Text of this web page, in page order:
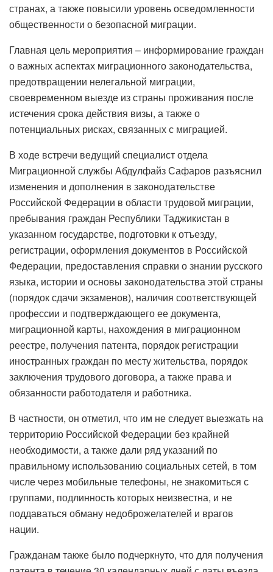
странах, а также повысили уровень осведомленности
общественности о безопасной миграции.
Главная цель мероприятия – информирование граждан
о важных аспектах миграционного законодательства,
предотвращении нелегальной миграции,
своевременном выезде из страны проживания после
истечения срока действия визы, а также о
потенциальных рисках, связанных с миграцией.
В ходе встречи ведущий специалист отдела
Миграционной службы Абдулфайз Сафаров разъяснил
изменения и дополнения в законодательстве
Российской Федерации в области трудовой миграции,
пребывания граждан Республики Таджикистан в
указанном государстве, подготовки к отъезду,
регистрации, оформления документов в Российской
Федерации, предоставления справки о знании русского
языка, истории и основы законодательства этой страны
(порядок сдачи экзаменов), наличия соответствующей
профессии и подтверждающего ее документа,
миграционной карты, нахождения в миграционном
реестре, получения патента, порядок регистрации
иностранных граждан по месту жительства, порядок
заключения трудового договора, а также права и
обязанности работодателя и работника.
В частности, он отметил, что им не следует выезжать на
территорию Российской Федерации без крайней
необходимости, а также дали ряд указаний по
правильному использованию социальных сетей, в том
числе через мобильные телефоны, не знакомиться с
группами, подлинность которых неизвестна, и не
поддаваться обману недоброжелателей и врагов
нации.
Гражданам также было подчеркнуто, что для получения